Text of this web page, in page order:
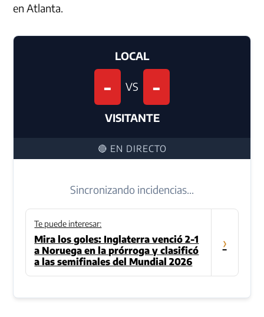
en Atlanta.
LOCAL
- VS -
VISITANTE
🔴 EN DIRECTO
Sincronizando incidencias...
Te puede interesar:
Mira los goles: Inglaterra venció 2-1
a Noruega en la prórroga y clasificó
a las semifinales del Mundial 2026
›